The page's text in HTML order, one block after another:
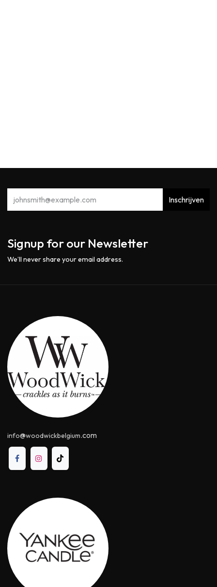
Inschrijven
Signup for our Newsletter
We’ll never share your email address.
info@woodwickbelgium.com